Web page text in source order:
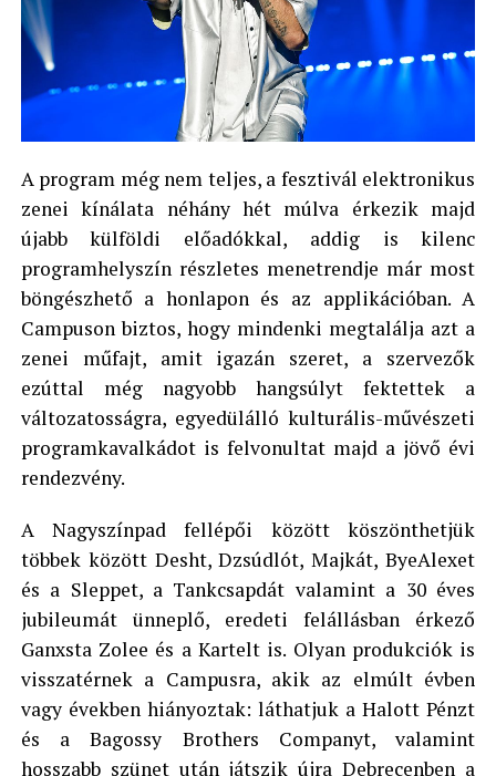
A program még nem teljes, a fesztivál elektronikus
zenei kínálata néhány hét múlva érkezik majd
újabb külföldi előadókkal, addig is kilenc
programhelyszín részletes menetrendje már most
böngészhető a honlapon és az applikációban. A
Campuson biztos, hogy mindenki megtalálja azt a
zenei műfajt, amit igazán szeret, a szervezők
ezúttal még nagyobb hangsúlyt fektettek a
változatosságra, egyedülálló kulturális-művészeti
programkavalkádot is felvonultat majd a jövő évi
rendezvény.
A Nagyszínpad fellépői között köszönthetjük
többek között Desht, Dzsúdlót, Majkát, ByeAlexet
és a Sleppet, a Tankcsapdát valamint a 30 éves
jubileumát ünneplő, eredeti felállásban érkező
Ganxsta Zolee és a Kartelt is. Olyan produkciók is
visszatérnek a Campusra, akik az elmúlt évben
vagy években hiányoztak: láthatjuk a Halott Pénzt
és a Bagossy Brothers Companyt, valamint
hosszabb szünet után játszik újra Debrecenben a